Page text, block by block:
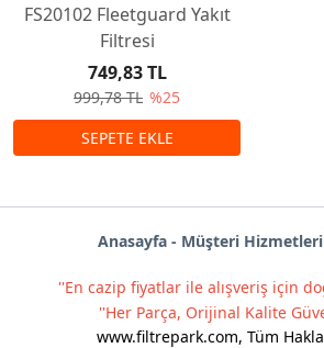
FS20102 Fleetguard Yakıt
Filtresi
999,78 TL %25
749,83 TL
Anasayfa - Müşteri Hizmetleri
''En cazip fiyatlar ile alışveriş için
''Her Parça, Orijinal Kalite
www.filtrepark.com, Tüm